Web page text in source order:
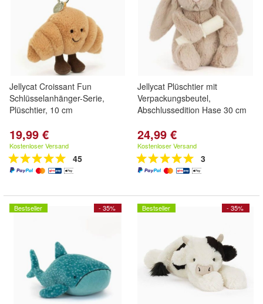
Jellycat Croissant Fun
Schlüsselanhänger-Serie,
Plüschtier, 10 cm
19,99 €
Kostenloser Versand
45
Jellycat Plüschtier mit
Verpackungsbeutel,
Abschlussedition Hase 30 cm
24,99 €
Kostenloser Versand
3
- 35%
Bestseller - 35%
Bestseller